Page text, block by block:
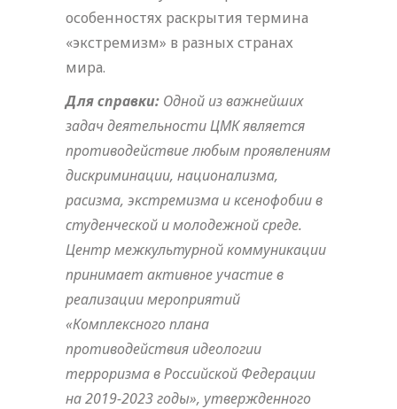
особенностях раскрытия термина
«экстремизм» в разных странах
мира.
Для справки: Одной из важнейших
задач деятельности ЦМК является
противодействие любым проявлениям
дискриминации, национализма,
расизма, экстремизма и ксенофобии в
студенческой и молодежной среде.
Центр межкультурной коммуникации
принимает активное участие в
реализациимероприятий
«Комплексного плана
противодействия идеологии
терроризма в Российской Федерации
на 2019-2023 годы», утвержденного